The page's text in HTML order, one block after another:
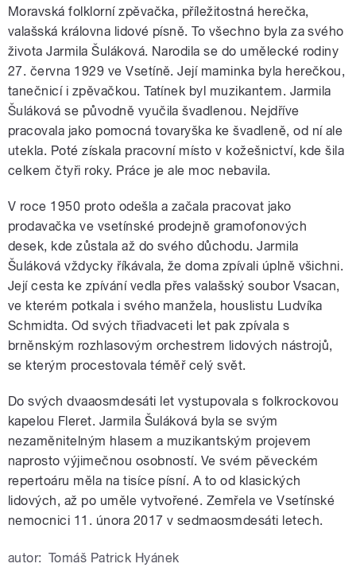
Moravská folklorní zpěvačka, příležitostná herečka,
valašská královna lidové písně. To všechno byla za svého
života Jarmila Šuláková. Narodila se do umělecké rodiny
27. června 1929 ve Vsetíně. Její maminka byla herečkou,
tanečnicí i zpěvačkou. Tatínek byl muzikantem. Jarmila
Šuláková se původně vyučila švadlenou. Nejdříve
pracovala jako pomocná tovaryška ke švadleně, od ní ale
utekla. Poté získala pracovní místo v kožešnictví, kde šila
celkem čtyři roky. Práce je ale moc nebavila.
V roce 1950 proto odešla a začala pracovat jako
prodavačka ve vsetínské prodejně gramofonových
desek, kde zůstala až do svého důchodu. Jarmila
Šuláková vždycky říkávala, že doma zpívali úplně všichni.
Její cesta ke zpívání vedla přes valašský soubor Vsacan,
ve kterém potkala i svého manžela, houslistu Ludvíka
Schmidta. Od svých třiadvaceti let pak zpívala s
brněnským rozhlasovým orchestrem lidových nástrojů,
se kterým procestovala téměř celý svět.
Do svých dvaaosmdesáti let vystupovala s folkrockovou
kapelou Fleret. Jarmila Šuláková byla se svým
nezaměnitelným hlasem a muzikantským projevem
naprosto výjimečnou osobností. Ve svém pěveckém
repertoáru měla na tisíce písní. A to od klasických
lidových, až po uměle vytvořené. Zemřela ve Vsetínské
nemocnici 11. února 2017 v sedmaosmdesáti letech.
autor: Tomáš Patrick Hyánek